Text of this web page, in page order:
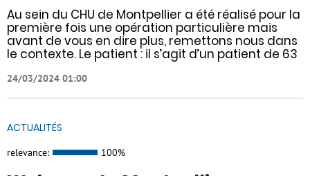
Au sein du CHU de Montpellier a été réalisé pour la
première fois une opération particulière mais
avant de vous en dire plus, remettons nous dans
le contexte. Le patient : il s’agit d’un patient de 63
24/03/2024 01:00
ACTUALITÉS
relevance: 100%